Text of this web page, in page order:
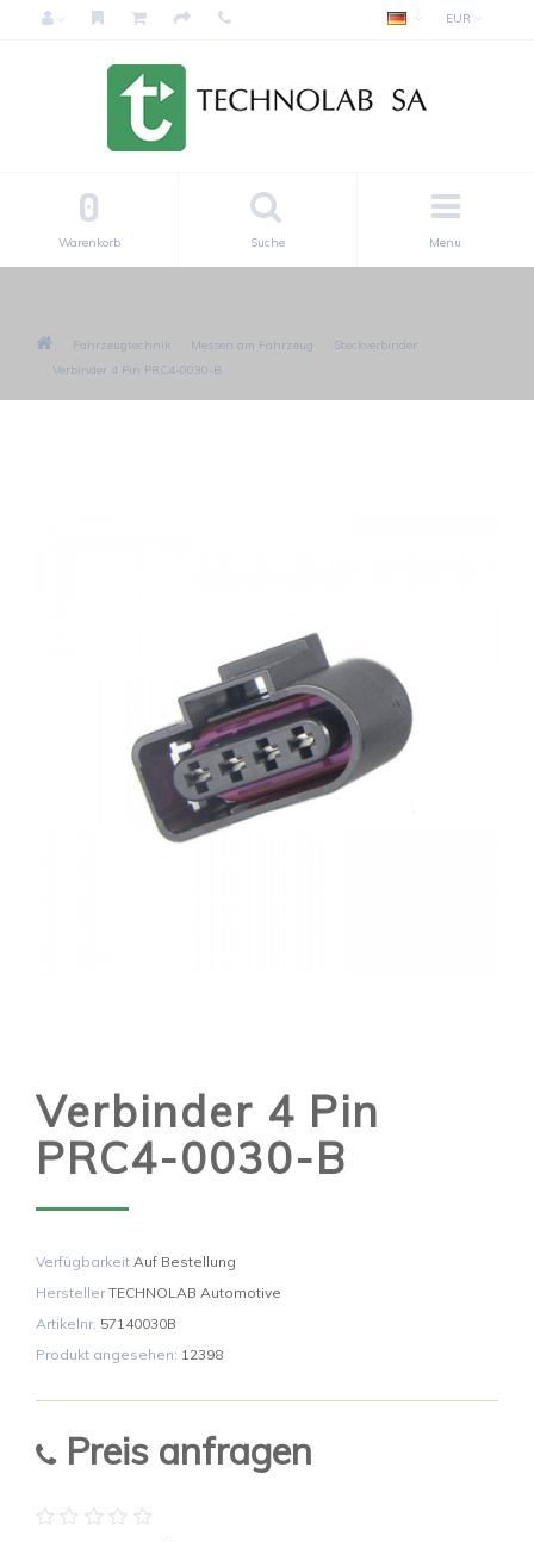
EUR
Menu
Suche
0
Warenkorb
Fahrzeugtechnik Messen am Fahrzeug
Steckverbinder
Verbinder 4 Pin PRC4-0030-B
Verbinder 4 Pin
PRC4-0030-B
Verfügbarkeit Auf Bestellung
HerstellerTECHNOLAB Automotive
Artikelnr. 57140030B
Produkt angesehen: 12398
Preis anfragen